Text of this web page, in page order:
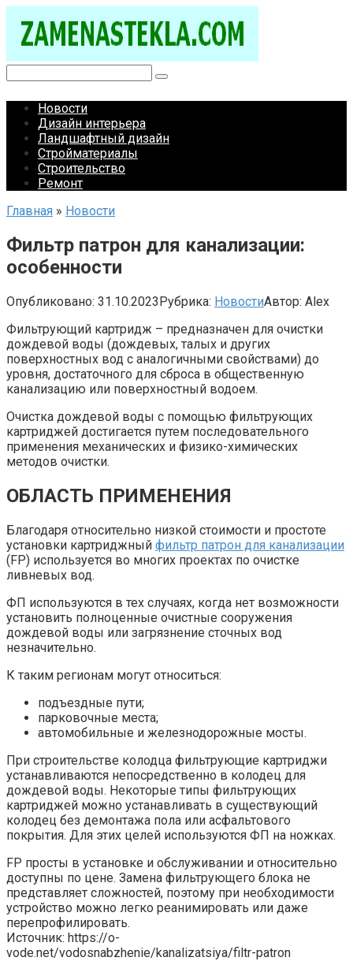
контенту
Новости
Дизайн интерьера
Ландшафтный дизайн
Стройматериалы
Строительство
Ремонт
Главная » Новости
Фильтр патрон для канализации:
особенности
Опубликовано: 31.10.2023Рубрика: НовостиАвтор: Alex
Фильтрующий картридж – предназначен для очистки
дождевой воды (дождевых, талых и других
поверхностных вод с аналогичными свойствами) до
уровня, достаточного для сброса в общественную
канализацию или поверхностный водоем.
Очистка дождевой воды с помощью фильтрующих
картриджей достигается путем последовательного
применения механических и физико-химических
методов очистки.
ОБЛАСТЬ ПРИМЕНЕНИЯ
Благодаря относительно низкой стоимости и простоте
установки картриджный фильтр патрон для канализации
(FP) используется во многих проектах по очистке
ливневых вод.
ФП используются в тех случаях, когда нет возможности
установить полноценные очистные сооружения
дождевой воды или загрязнение сточных вод
незначительно.
К таким регионам могут относиться:
подъездные пути;
парковочные места;
автомобильные и железнодорожные мосты.
При строительстве колодца фильтрующие картриджи
устанавливаются непосредственно в колодец для
дождевой воды. Некоторые типы фильтрующих
картриджей можно устанавливать в существующий
колодец без демонтажа пола или асфальтового
покрытия. Для этих целей используются ФП на ножках.
FP просты в установке и обслуживании и относительно
доступны по цене. Замена фильтрующего блока не
представляет сложностей, поэтому при необходимости
устройство можно легко реанимировать или даже
перепрофилировать.
Источник: https://o-
vode.net/vodosnabzhenie/kanalizatsiya/filtr-patron